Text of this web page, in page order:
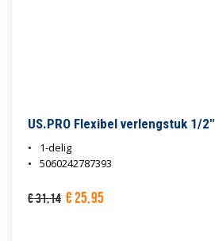
US.PRO Flexibel verlengstuk 1/2"
1-delig
5060242787393
€31,14 €25,95